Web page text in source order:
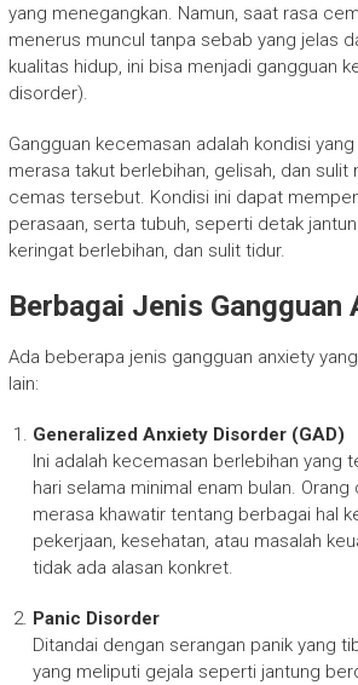
yang menegangkan. Namun, saat rasa
menerus muncul tanpa sebab yang jelas
kualitas hidup, ini bisa menjadi gangguan
disorder).
Gangguan kecemasan adalah kondisi
merasa takut berlebihan, gelisah, dan sulit
cemas tersebut. Kondisi ini dapat
perasaan, serta tubuh, seperti detak
keringat berlebihan, dan sulit tidur.
Berbagai Jenis Gangguan
Ada beberapa jenis gangguan anxiety
lain:
Generalized Anxiety Disorder (GAD)
Ini adalah kecemasan berlebihan yang
hari selama minimal enam bulan. Orang
merasa khawatir tentang berbagai hal
pekerjaan, kesehatan, atau masalah
tidak ada alasan konkret.
Panic Disorder
Ditandai dengan serangan panik yang
yang meliputi gejala seperti jantung